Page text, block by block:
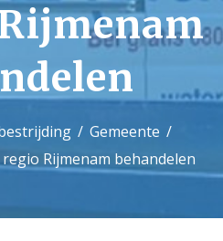
Gemeente
Rijmenam behandelen